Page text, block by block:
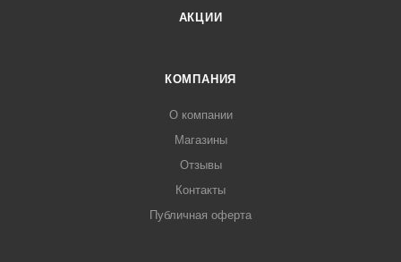
АКЦИИ
КОМПАНИЯ
О компании
Магазины
Отзывы
Контакты
Публичная оферта